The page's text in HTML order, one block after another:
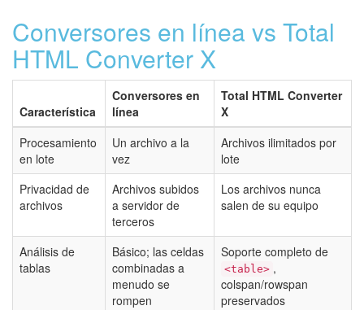
Conversores en línea vs Total
HTML Converter X
Característica
Conversores en
línea
Total HTML Converter
X
Procesamiento
en lote
Un archivo a la
vez
Archivos ilimitados por
lote
Privacidad de
archivos
Archivos subidos
a servidor de
terceros
Los archivos nunca
salen de su equipo
Análisis de
tablas
Básico; las celdas
combinadas a
menudo se
rompen
Soporte completo de
<table> ,
colspan/rowspan
preservados